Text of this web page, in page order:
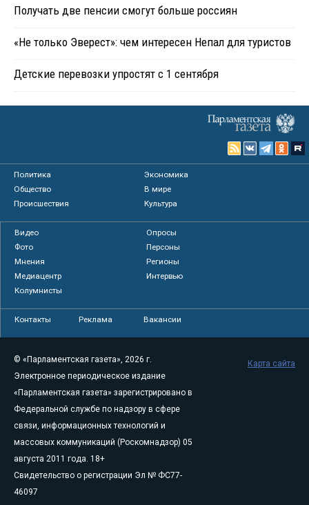
Получать две пенсии смогут больше россиян
«Не только Эверест»: чем интересен Непал для туристов
Детские перевозки упростят с 1 сентября
Политика
Экономика
Общество
В мире
Происшествия
Культура
Видео
Опросы
Фото
Персоны
Мнения
Регионы
Медиацентр
Интервью
Колумнисты
Контакты Реклама Вакансии
© «Парламентская газета», 2026 г.
Электронное периодическое издание
«Парламентская газета» зарегистрировано в
Федеральной службе по надзору в сфере
связи, информационных технологий и
массовых коммуникаций (Роскомнадзор) 05
августа 2011 года. 18+
Свидетельство о регистрации Эл № ФС77-
46097
Карта сайта